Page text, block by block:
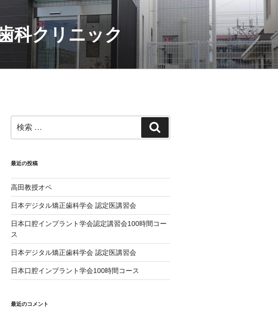
科クリニック
索:
索
最近の投稿
高田教授オペ
日本デジタル矯正歯科学会 認定医講習会
日本口腔インプラント学会認定講習会100時間コー
ス
日本デジタル矯正歯科学会 認定医講習会
日本口腔インプラント学会100時間コース
最近のコメント